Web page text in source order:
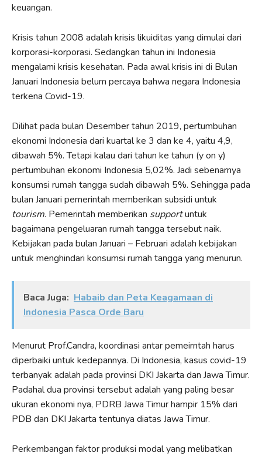
keuangan.
Krisis tahun 2008 adalah krisis likuiditas yang dimulai dari
korporasi-korporasi. Sedangkan tahun ini Indonesia
mengalami krisis kesehatan. Pada awal krisis ini di Bulan
Januari Indonesia belum percaya bahwa negara Indonesia
terkena Covid-19.
Dilihat pada bulan Desember tahun 2019, pertumbuhan
ekonomi Indonesia dari kuartal ke 3 dan ke 4, yaitu 4,9,
dibawah 5%. Tetapi kalau dari tahun ke tahun (y on y)
pertumbuhan ekonomi Indonesia 5,02%. Jadi sebenarnya
konsumsi rumah tangga sudah dibawah 5%. Sehingga pada
bulan Januari pemerintah memberikan subsidi untuk
tourism. Pemerintah memberikan supportuntuk
bagaimana pengeluaran rumah tangga tersebut naik.
Kebijakan pada bulan Januari – Februari adalah kebijakan
untuk menghindari konsumsi rumah tangga yang menurun.
Baca Juga: Habaib dan Peta Keagamaan di
Indonesia Pasca Orde Baru
Menurut Prof.Candra, koordinasi antar pemeirntah harus
diperbaiki untuk kedepannya. Di Indonesia, kasus covid-19
terbanyak adalah pada provinsi DKI Jakarta dan Jawa Timur.
Padahal dua provinsi tersebut adalah yang paling besar
ukuran ekonomi nya, PDRB Jawa Timur hampir 15% dari
PDB dan DKI Jakarta tentunya diatas Jawa Timur.
Perkembangan faktor produksi modal yang melibatkan